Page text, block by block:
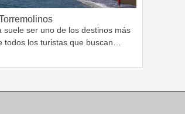
suele ser uno de los destinos más
todos los turistas que buscan…